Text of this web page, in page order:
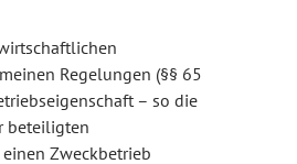
Regelungen (§§ 65
– so die
beteiligten
Zweckbetrieb